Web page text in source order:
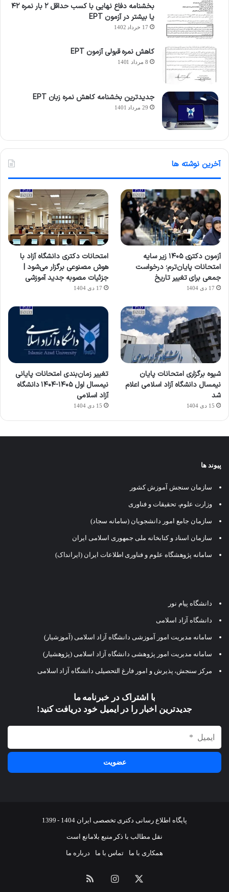
بخشنامه دفاع نهایی با کسب حداقل ۲ بار نمره ۴۲
یا بیشتر در آزمون EPT
17 خرداد 1402
کاهش نمره قبولی آزمون EPT
8 مرداد 1401
جدیدترین بخشنامه کاهش نمره زبان EPT
29 مرداد 1401
آخرین نوشته ها
آزمون دکتری ۱۴۰۵ زیر سایه
امتحانات پایان‌ترم؛ درخواست
جمعی برای تغییر تاریخ
17 دی 1404
امتحانات دکتری دانشگاه آزاد با
هوش مصنوعی برگزار می‌شود |
جزئیات مصوبه جدید آموزشی
17 دی 1404
شیوه برگزاری امتحانات پایان
نیمسال دانشگاه آزاد اسلامی اعلام
شد
15 دی 1404
تغییر زمان‌بندی امتحانات پایانی
نیمسال اول ۱۴۰۵-۱۴۰۴ دانشگاه
آزاد اسلامی
15 دی 1404
پیوند ها
سازمان سنجش آموزش کشور
وزارت علوم، تحقیقات و فناوری
سازمان جامع امور دانشجویان (سامانه سجاد)
سازمان اسناد و کتابخانه ملی جمهوری اسلامی ایران
سامانه پژوهشگاه علوم و فناوری اطلاعات ایران (ایرانداک)
دانشگاه پیام نور
دانشگاه آزاد اسلامی
سامانه مدیریت امور آموزشی دانشگاه آزاد اسلامی (آموزشیار)
سامانه مدیریت امور پژوهشی دانشگاه آزاد اسلامی (پژوهشیار)
مرکز سنجش، پذیرش و امور فارغ التحصیلی دانشگاه آزاد اسلامی
با اشتراک در خبرنامه ما
جدیدترین اخبار را در ایمیل خود دریافت کنید!
پایگاه اطلاع رسانی دکتری تخصصی ایران 1404 - 1399
نقل مطالب با ذکر منبع بلامانع است
همکاری با ما تماس با ما درباره ما
ایکس اینستاگرامخوراک